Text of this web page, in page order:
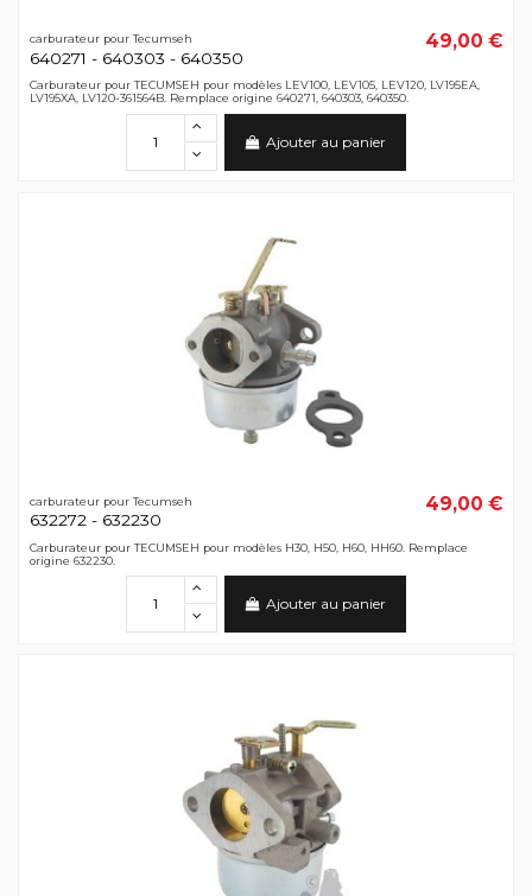
carburateur pour Tecumseh
640271 - 640303 - 640350
49,00 €
Carburateur pour TECUMSEH pour modèles LEV100, LEV105, LEV120, LV195EA,
LV195XA, LV120-361564B. Remplace origine 640271, 640303, 640350.
Ajouter au panier
carburateur pour Tecumseh
632272 - 632230
49,00 €
Carburateur pour TECUMSEH pour modèles H30, H50, H60, HH60. Remplace
origine 632230.
Ajouter au panier